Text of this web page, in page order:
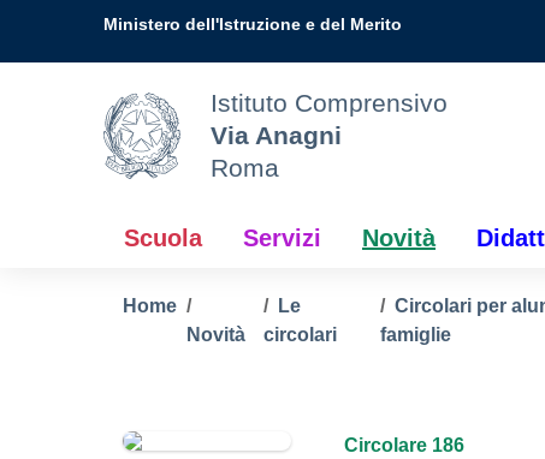
Ministero dell'Istruzione e del Merito
Istituto Comprensivo
Via Anagni
Roma
Scuola Servizi Novità
Home
Novità
Le
circolari
Circolari per
famiglie
Circolare 186